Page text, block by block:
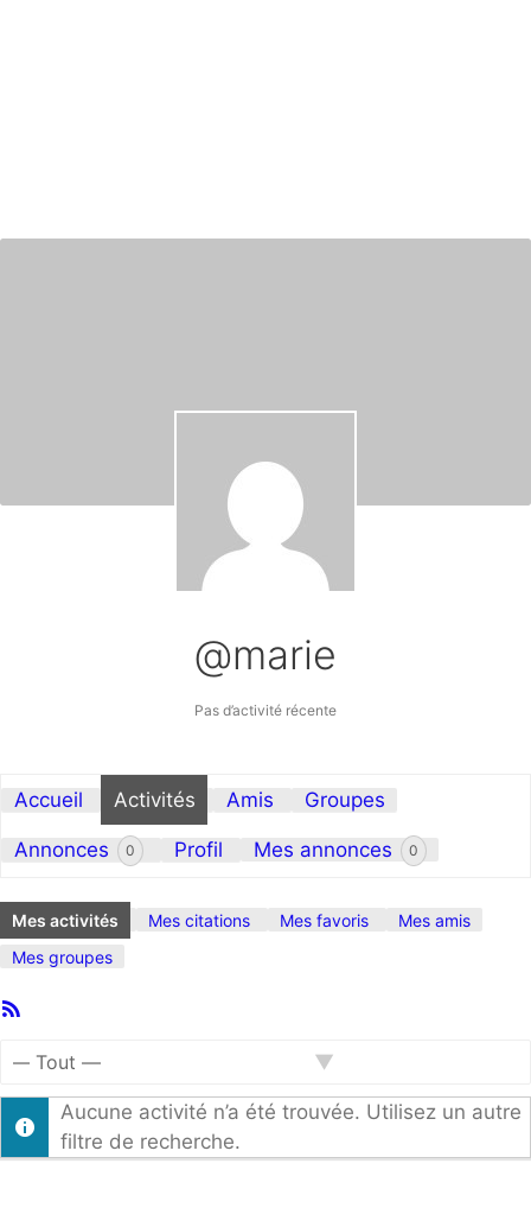
@marie
Pas d’activité récente
Accueil Activités Amis Groupes
Annonces 0 Profil Mes annonces 0
Mes activités Mes citations Mes favoris
Mes amis
Mes groupes
du
membre
par
activité:
Aucune activité n’a été trouvée. Utilisez un autre
filtre de recherche.